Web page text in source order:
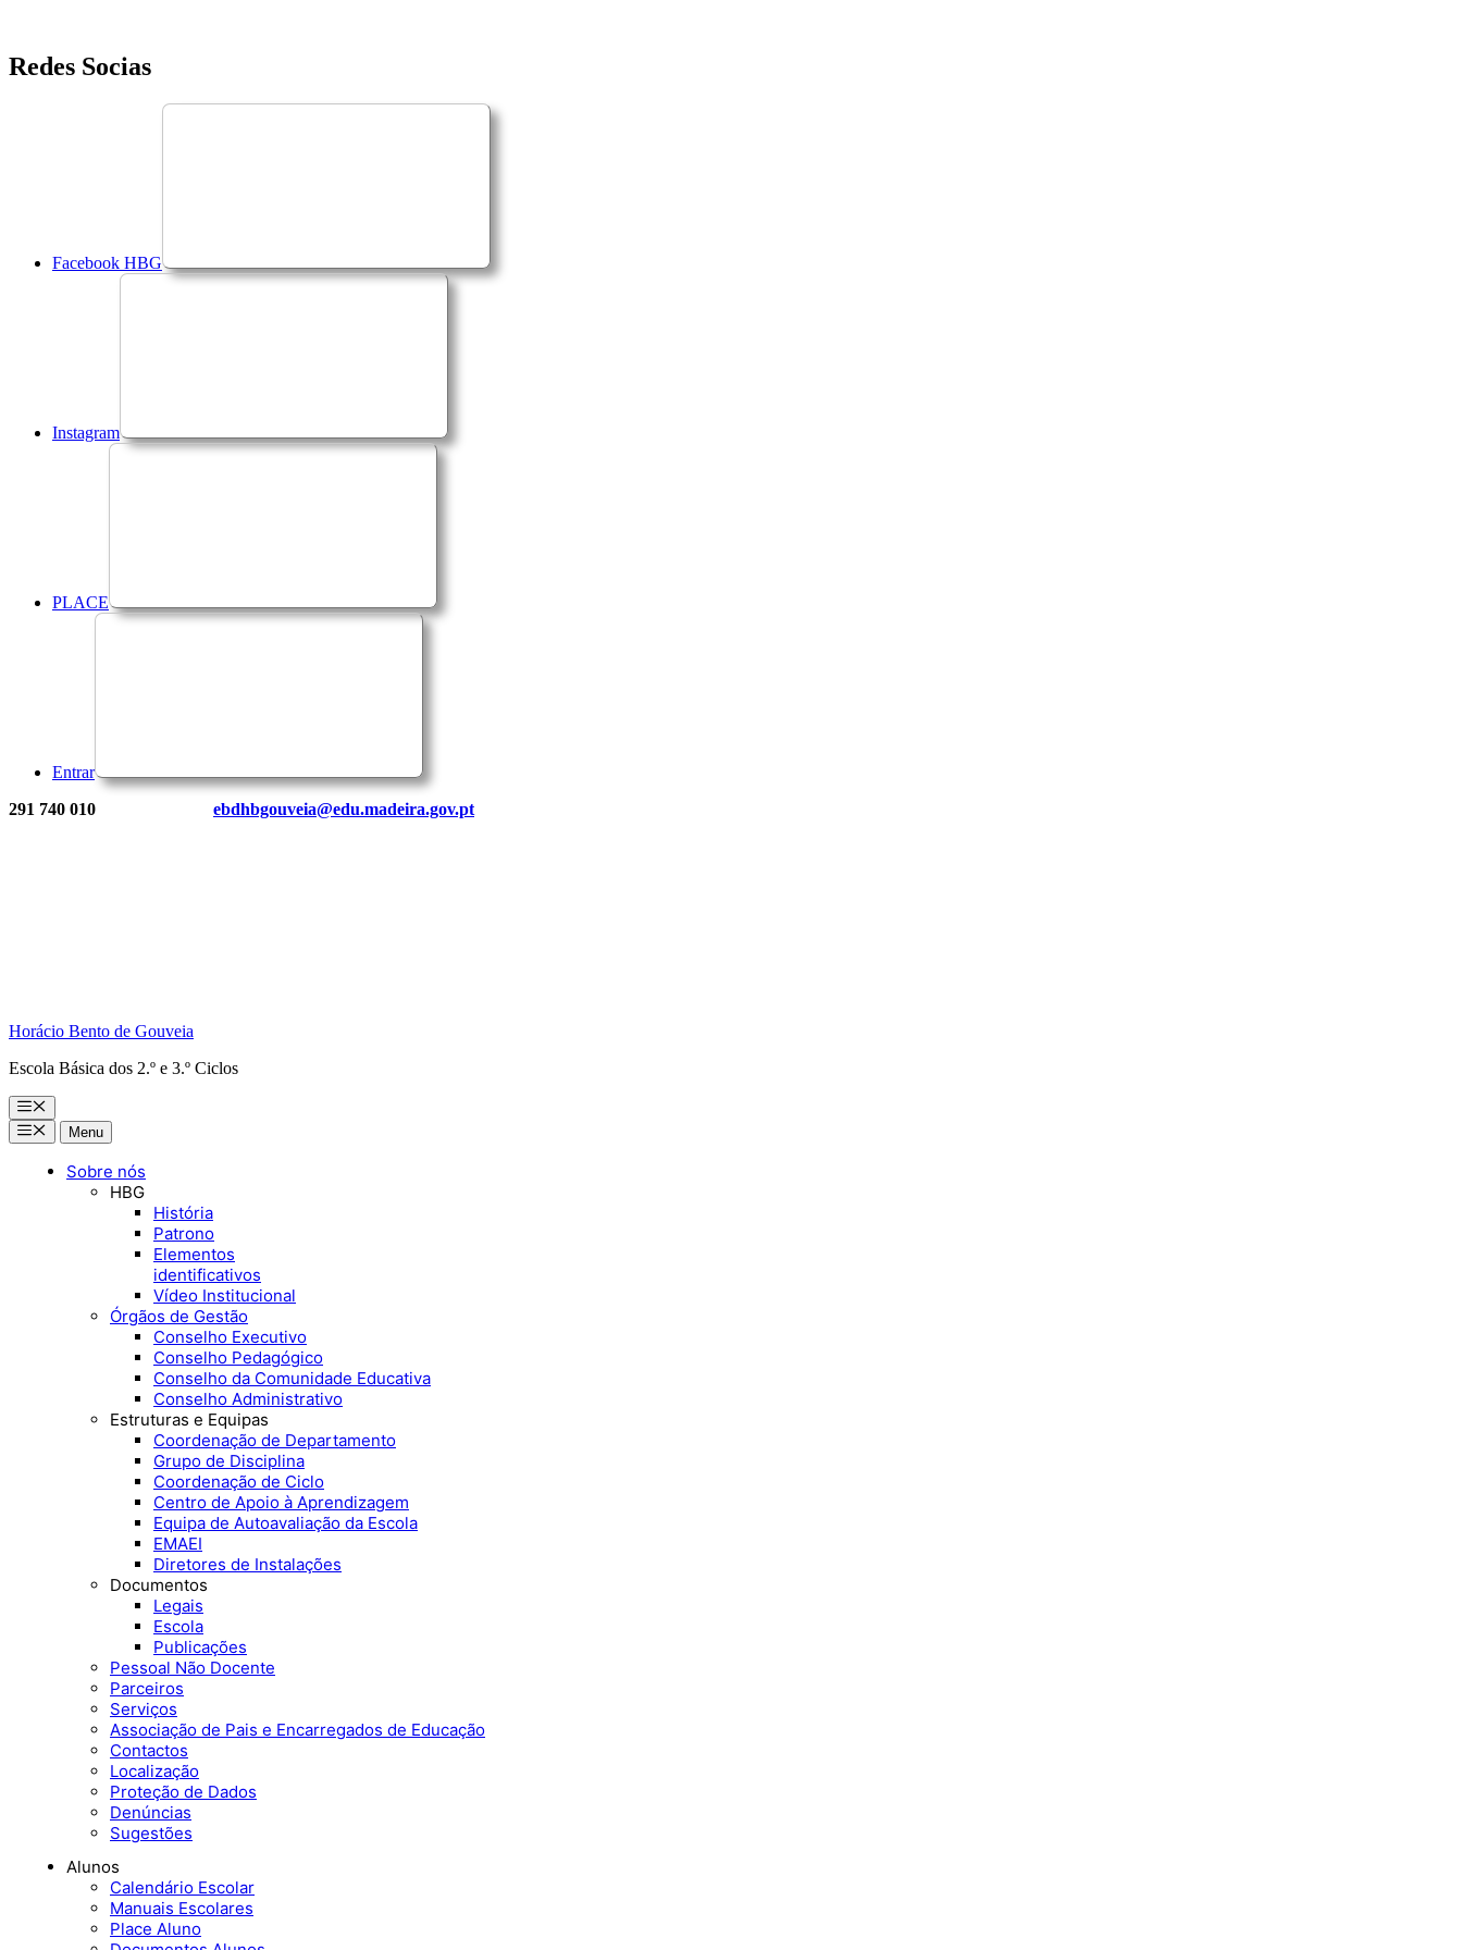
Saltar
para
Redes Socias
Facebook HBG
Instagram
PLACE
Entrar
291 740 010 ebdhbgouveia@edu.madeira.gov.pt
Horácio Bento de Gouveia
Escola Básica dos 2.º e 3.º Ciclos
Menu
MenuMenu
Sobre nós
HBG
História
Patrono
Elementos
identificativos
Vídeo Institucional
Órgãos de Gestão
Conselho Executivo
Conselho Pedagógico
Conselho da Comunidade Educativa
Conselho Administrativo
Estruturas e Equipas
Coordenação de Departamento
Grupo de Disciplina
Coordenação de Ciclo
Centro de Apoio à Aprendizagem
Equipa de Autoavaliação da Escola
EMAEI
Diretores de Instalações
Documentos
Legais
Escola
Publicações
Pessoal Não Docente
Parceiros
Serviços
Associação de Pais e Encarregados de Educação
Contactos
Localização
Proteção de Dados
Denúncias
Sugestões
Alunos
Calendário Escolar
Manuais Escolares
Place Aluno